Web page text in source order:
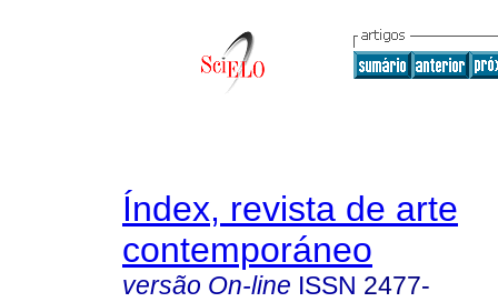
Índex, revista de arte
contemporáneo
versão On-line ISSN 2477-